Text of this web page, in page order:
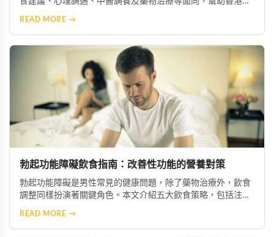
READ MORE →
勃起功能障礙飲食指南：改善性功能的營養對策
勃起功能障礙是男性常見的健康問題，除了藥物治療外，飲食
調整同樣扮演著關鍵角色。本文介紹五大飲食策略，包括注重
有效改善症狀並促進整體健康。
READ MORE →